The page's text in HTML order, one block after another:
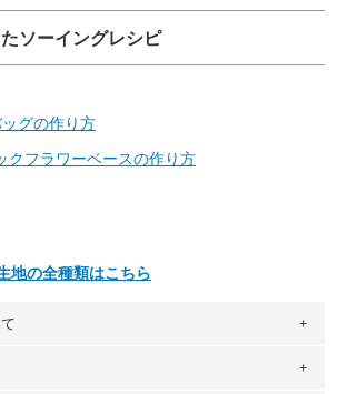
ソーイングレシピ
グの作り方
クフラワーベースの作り方
地の全種類はこちら
送は、布は2mまで型紙は2個までとなりま